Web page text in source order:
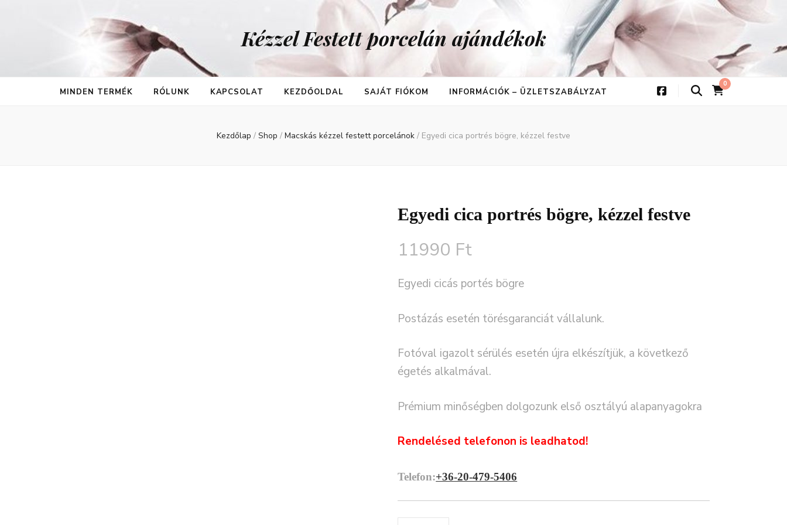
Kézzel Festett porcelán ajándékok
MINDEN TERMÉK RÓLUNK KAPCSOLAT KEZDŐOLDAL SAJÁT FIÓKOM INFORMÁCIÓK – ÜZLETSZABÁLYZAT
0
Kezdőlap / Shop / Macskás kézzel festett porcelánok / Egyedi cica portrés bögre, kézzel festve
Egyedi cica portrés bögre, kézzel festve
11990 Ft
Egyedi cicás portés bögre
Postázás esetén törésgaranciát vállalunk.
Fotóval igazolt sérülés esetén újra elkészítjük, a következő
égetés alkalmával.
Prémium minőségben dolgozunk első osztályú alapanyagokra
Rendelésed telefonon is leadhatod!
Telefon:+36-20-479-5406